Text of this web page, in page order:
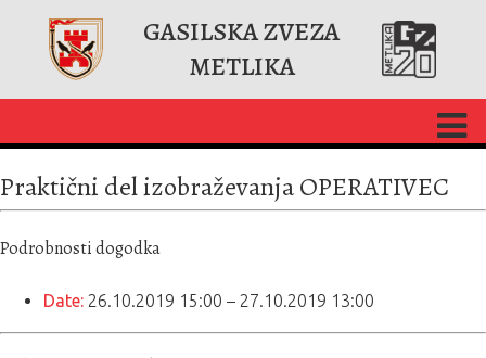
GASILSKA ZVEZA
METLIKA
Praktični del izobraževanja OPERATIVEC
Podrobnosti dogodka
Date: 26.10.2019 15:00 – 27.10.2019 13:00